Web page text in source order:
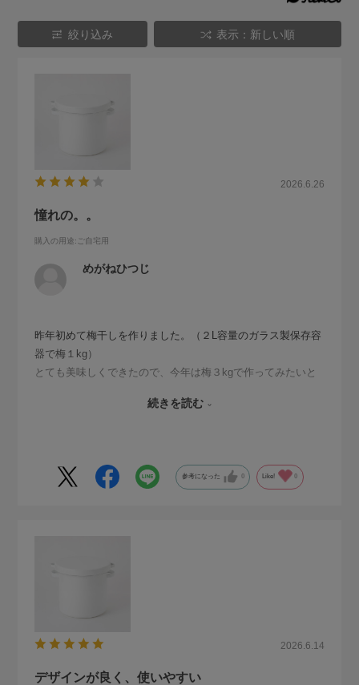
絞り込み 表示：新しい順
2026.6.26
憧れの。。
購入の用途:ご自宅用
めがねひつじ
昨年初めて梅干しを作りました。（２L容量のガラス製保存容
器で梅１kg）
とても美味しくできたので、今年は梅３kgで作ってみたいと
梅干し作りが終わったら、今度はこのラウンドストッカーで
味噌を作ってみたいと思います！
続きを読む
参考になった 0 Like! 0
2026.6.14
デザインが良く、使いやすい